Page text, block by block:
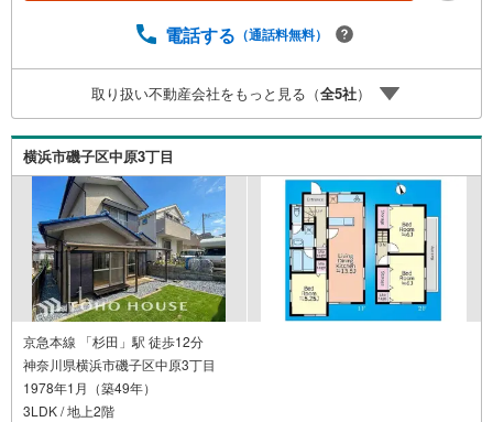
与日から60日です。ーーーーーーーーーーーーーーーーー
5％（変動金利）※上記金利は 2026年8月時点 のものであ
り、実際の適用金利は融資実行時のものとなります。金利
情勢により表記の返済額と異なる場合があります。ーーー
ーーーーーーーーーーーーーーーーーーーーーー
電話する （通話料無料）
取り扱い不動産会社をもっと見る（全5社）
横浜市磯子区中原3丁目
京急本線 「杉田」駅 徒歩12分
神奈川県横浜市磯子区中原3丁目
1978年1月（築49年）
3LDK / 地上2階